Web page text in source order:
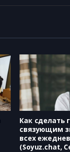
Как сделать
связующим
всех
(Soyuz.chat,